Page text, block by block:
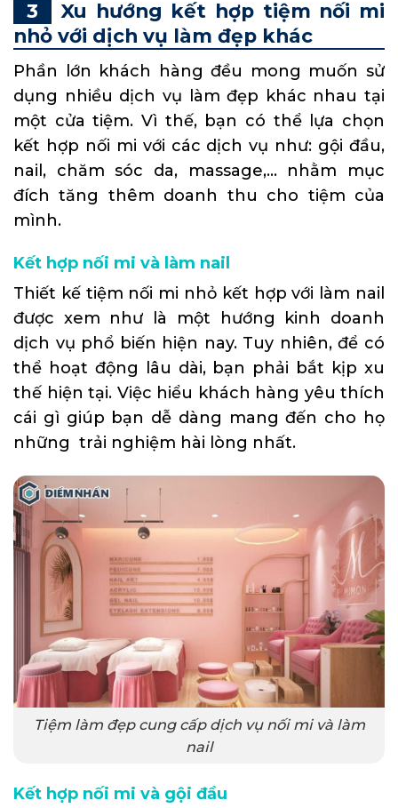
Xu hướng kết hợp tiệm nối mi
nhỏ với dịch vụ làm đẹp khác
Phần lớn khách hàng đều mong muốn sử
dụng nhiều dịch vụ làm đẹp khác nhau tại
một cửa tiệm. Vì thế, bạn có thể lựa chọn
kết hợp nối mi với các dịch vụ như: gội đầu,
nail, chăm sóc da, massage,… nhằm mục
đích tăng thêm doanh thu cho tiệm của
mình.
Kết hợp nối mi và làm nail
Thiết kế tiệm nối mi nhỏ kết hợp với làm nail
được xem như là một hướng kinh doanh
dịch vụ phổ biến hiện nay. Tuy nhiên, để có
thể hoạt động lâu dài, bạn phải bắt kịp xu
thế hiện tại. Việc hiểu khách hàng yêu thích
cái gì giúp bạn dễ dàng mang đến cho họ
những trải nghiệm hài lòng nhất.
Tiệm làm đẹp cung cấp dịch vụ nối mi và làm
nail
Kết hợp nối mi và gội đầu